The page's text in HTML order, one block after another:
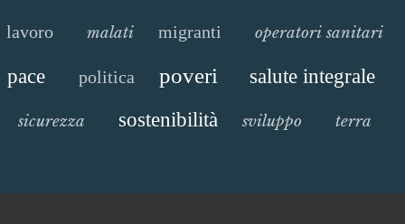
lavoro malati migranti operatori sanitari
pace politica poveri salute integrale
sicurezza sostenibilità sviluppo terra